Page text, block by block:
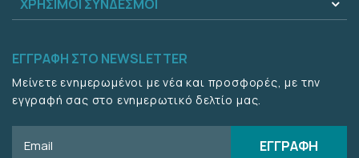
ΧΡΗΣΙΜΟΙ ΣΥΝΔΕΣΜΟΙ
ΕΓΓΡΑΦΗ ΣΤΟ NEWSLETTER
Μείνετε ενημερωμένοι με νέα και προσφορές, με την
εγγραφή σας στο ενημερωτικό δελτίο μας.
ΕΓΓΡΑΦΗ